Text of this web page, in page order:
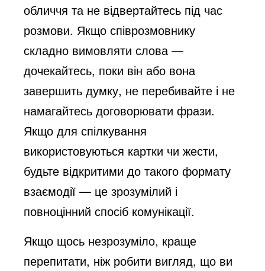
обличчя та не відвертайтесь під час
розмови. Якщо співрозмовнику
складно вимовляти слова —
дочекайтесь, поки він або вона
завершить думку, не перебивайте і не
намагайтесь договорювати фрази.
Якщо для спілкування
використовуються картки чи жести,
будьте відкритими до такого формату
взаємодії — це зрозумілий і
повноцінний спосіб комунікації.
Якщо щось незрозуміло, краще
перепитати, ніж робити вигляд, що ви